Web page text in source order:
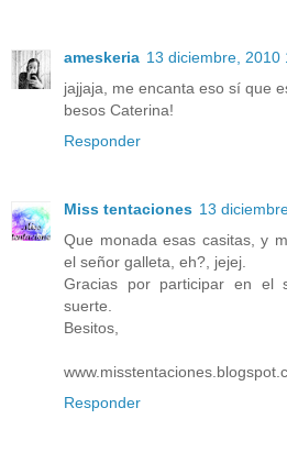
ameskeria 13 diciembre, 2010
jajjaja, me encanta eso sí que
besos Caterina!
Responder
Miss tentaciones 13
Que monada esas casitas, y
el señor galleta, eh?, jejej.
Gracias por participar en el
suerte.
Besitos,
Responder